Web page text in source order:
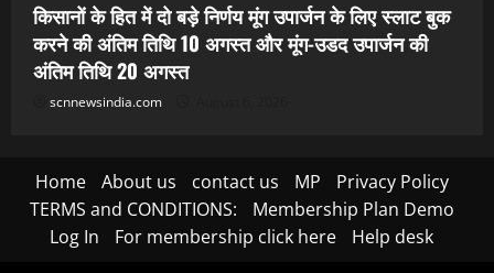
किसानों के हित में दो बड़े निर्णय मूंग उपार्जन के लिए स्लाट बुक
करने की अंतिम तिथि 10 अगस्त और मूंग-उडद उपार्जन की
अंतिम तिथि 20 अगस्त
scnnewsindia.com
Home About us contact us MP
Privacy Policy
TERMS and CONDITIONS:
Membership Plan Demo
Log In
For membership click here Help desk